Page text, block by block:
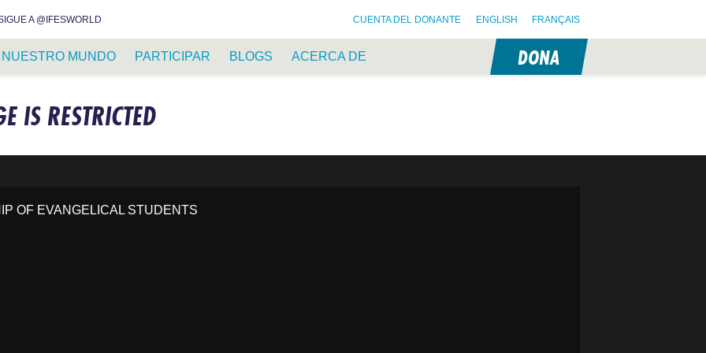
A @IFESWORLD CUENTA DEL DONANTE ENGLISH FRANÇAIS
NUESTRO MUNDO PARTICIPAR BLOGS ACERCA DE DONA
IS RESTRICTED
OF EVANGELICAL STUDENTS